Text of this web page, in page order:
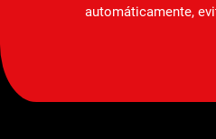
automáticamente,